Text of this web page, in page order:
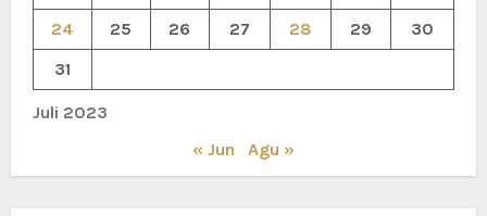
Juli 2023
24 25 26 27 28 29
30
31
« Jun Agu »